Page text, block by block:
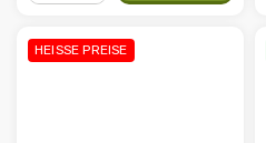
HEISSE PREISE